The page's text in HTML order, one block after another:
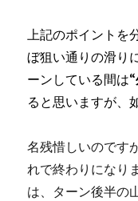
上記のポイントを
ぼ狙い通りの滑り
ーンしている間は“
ると思いますが、
名残惜しいのです
れで終わりになり
は、ターン後半の